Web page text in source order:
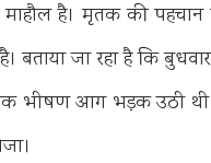
है। मृतक की पहचान
जा रहा है कि बुधवार
भीषण आग भड़क उठी